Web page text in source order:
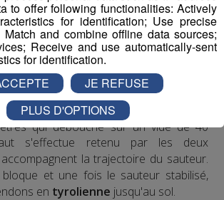
leBun J Ridecombine les
de tremplin, dusaut à l'élastique
. Le sauteur est équipé à la taille d'un
de chaque côté, à deuxélastiques
en haut dutremplinsur l'accessoire
le sauteur effectue une prise d'élan
qui débouche sur un vide de 40
s'effectue retenu par les deux
la trajectoire du sauteur.
et une fois le sauteur stabilisé,
en tyrolienne jusqu'au sol.
to offer following functionalities: Actively
for identification; Use precise
and combine offline data sources;
Receive and use automatically-sent
for identification.
JE REFUSE
PLUS D'OPTIONS